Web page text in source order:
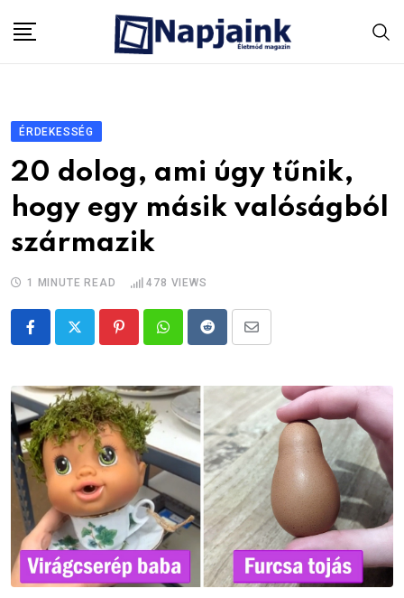
ÉRDEKESSÉG
20 dolog, ami úgy tűnik,
hogy egy másik valóságból
származik
1 MINUTE READ 478 VIEWS
PinterestWhatsappRedditShare
Email